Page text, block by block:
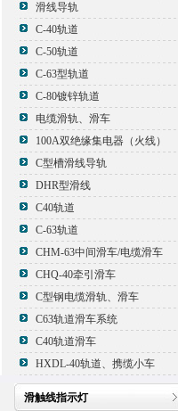
滑线导轨
C-40轨道
C-50轨道
C-63型轨道
C-80镀锌轨道
电缆滑轨、滑车
100A双绝缘集电器（火线）
C型槽滑线导轨
DHR型滑线
C40轨道
C-63轨道
CHM-63中间滑车/电缆滑车
CHQ-40牵引滑车
C型钢电缆滑轨、滑车
C63轨道滑车系统
C40轨道滑车
HXDL-40轨道、携缆小车
滑触线指示灯